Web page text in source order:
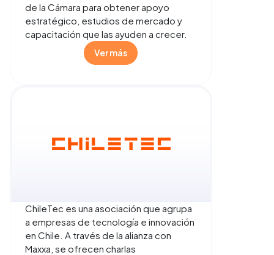
de la Cámara para obtener apoyo
estratégico, estudios de mercado y
capacitación que las ayuden a crecer.
Ver más
ChileTec es una asociación que agrupa
a empresas de tecnología e innovación
en Chile. A través de la alianza con
Maxxa, se ofrecen charlas